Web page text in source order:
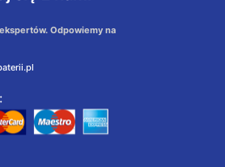
Odpowiemy na